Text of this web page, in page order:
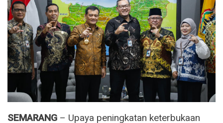
SEMARANG – Upaya peningkatan keterbukaan